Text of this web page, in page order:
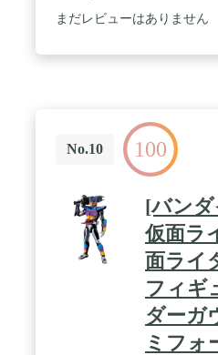
まだレビューはありません
No.10 100
[バン
仮面ラ
面ライ
フィギ
ダーガ
ミフォ